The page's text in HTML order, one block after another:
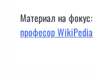
Материал на фокус:
професор WikiPedia